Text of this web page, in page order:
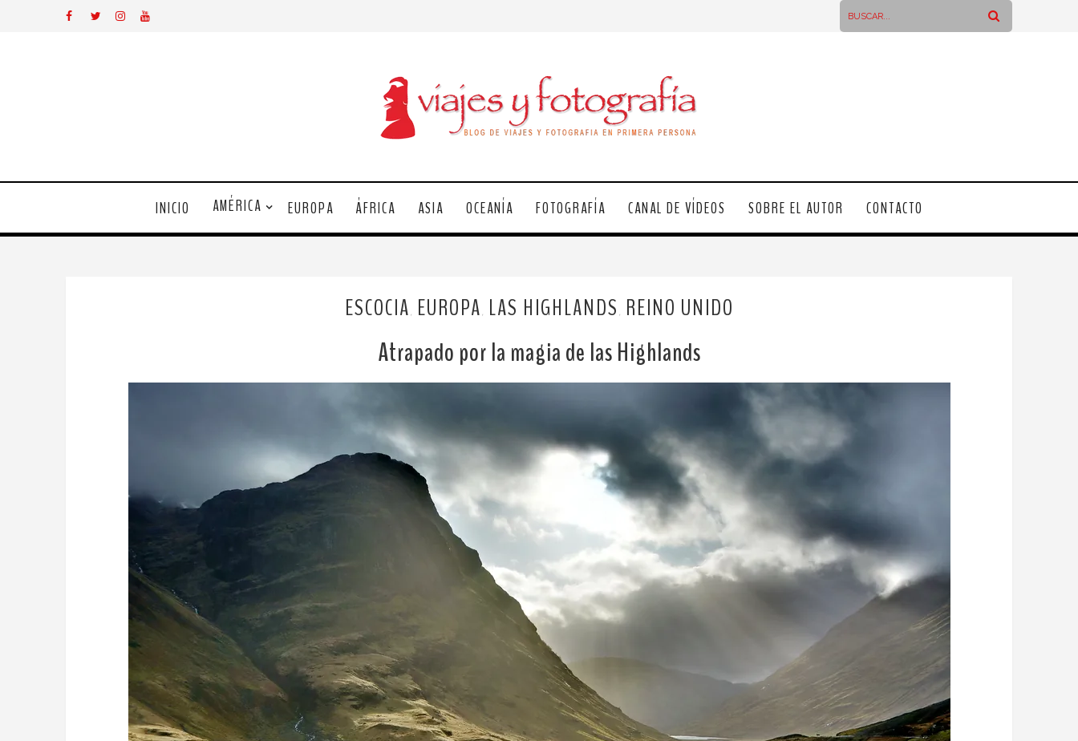
INICIO AMÉRICA EUROPA ÁFRICA ASIA OCEANÍA FOTOGRAFÍA CANAL DE VÍDEOS SOBRE EL AUTOR CONTACTO
ESCOCIA EUROPA LAS HIGHLANDS REINO UNIDO
Atrapado por la magia de las Highlands